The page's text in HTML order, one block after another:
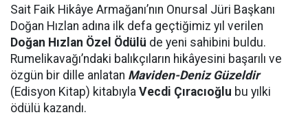
Sait Faik Hikâye Armağanı’nın Onursal Jüri Başkanı
Doğan Hızlan adına ilk defa geçtiğimiz yıl verilen
Doğan Hızlan Özel Ödülü de yeni sahibini buldu.
Rumelikavağı’ndaki balıkçıların hikâyesini başarılı ve
özgün bir dille anlatan Maviden-Deniz Güzeldir
(Edisyon Kitap) kitabıyla Vecdi Çıracıoğlu bu yılki
ödülü kazandı.